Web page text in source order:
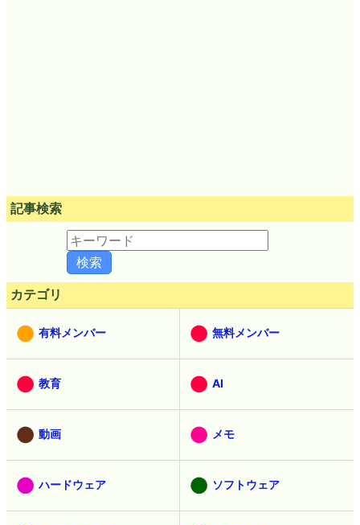
記事検索
カテゴリ
有料メンバー 無料メンバー
教育 AI
動画 メモ
ハードウェア ソフトウェア